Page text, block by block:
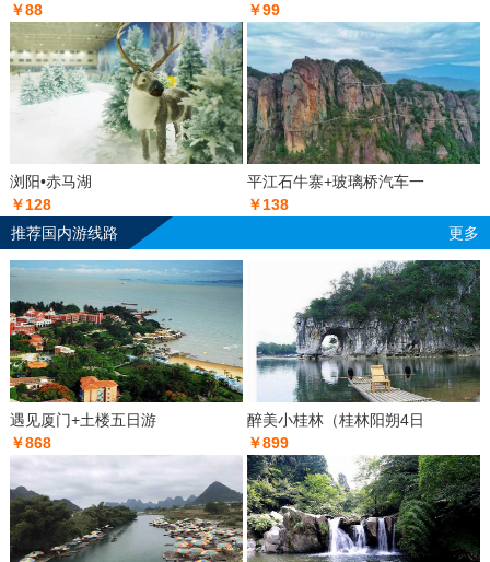
￥88
￥99
浏阳•赤马湖
￥128
平江石牛寨+玻璃桥汽车一
￥138
推荐国内游线路
更多
遇见厦门+土楼五日游
￥868
醉美小桂林（桂林阳朔4日
￥899